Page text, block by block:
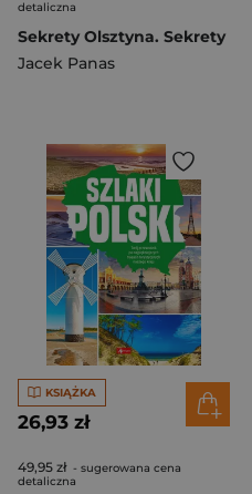
detaliczna
Sekrety Olsztyna. Sekrety
Jacek Panas
KSIĄŻKA
26,93 zł
49,95 zł - sugerowana cena
detaliczna